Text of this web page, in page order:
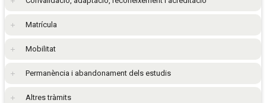
Matrícula
Mobilitat
Permanència i abandonament dels estudis
Altres tràmits